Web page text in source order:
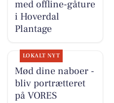
med offline-gåture
i Hoverdal
Plantage
LOKALT NYT
Mød dine naboer -
bliv portrætteret
på VORES